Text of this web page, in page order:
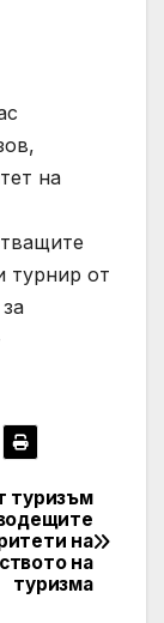
на
турнир от
туризъм
на
на
туризма